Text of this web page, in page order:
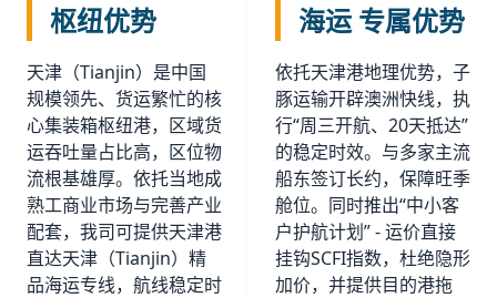
枢纽优势
天津（Tianjin）是中国
规模领先、货运繁忙的核
心集装箱枢纽港，区域货
运吞吐量占比高，区位物
流根基雄厚。依托当地成
熟工商业市场与完善产业
配套，我司可提供天津港
直达天津（Tianjin）精
品海运专线，航线稳定时
海运 专属优势
依托天津港地理优势，子
豚运输开辟澳洲快线，执
行“周三开航、20天抵达”
的稳定时效。与多家主流
船东签订长约，保障旺季
舱位。同时推出“中小客
户护航计划” - 运价直接
挂钩SCFI指数，杜绝隐形
加价，并提供目的港拖